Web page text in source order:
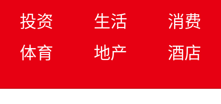
投资
生活
消费
体育
地产 酒店